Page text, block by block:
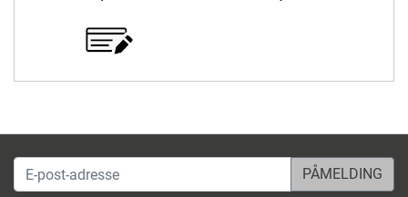
E-post-adresse